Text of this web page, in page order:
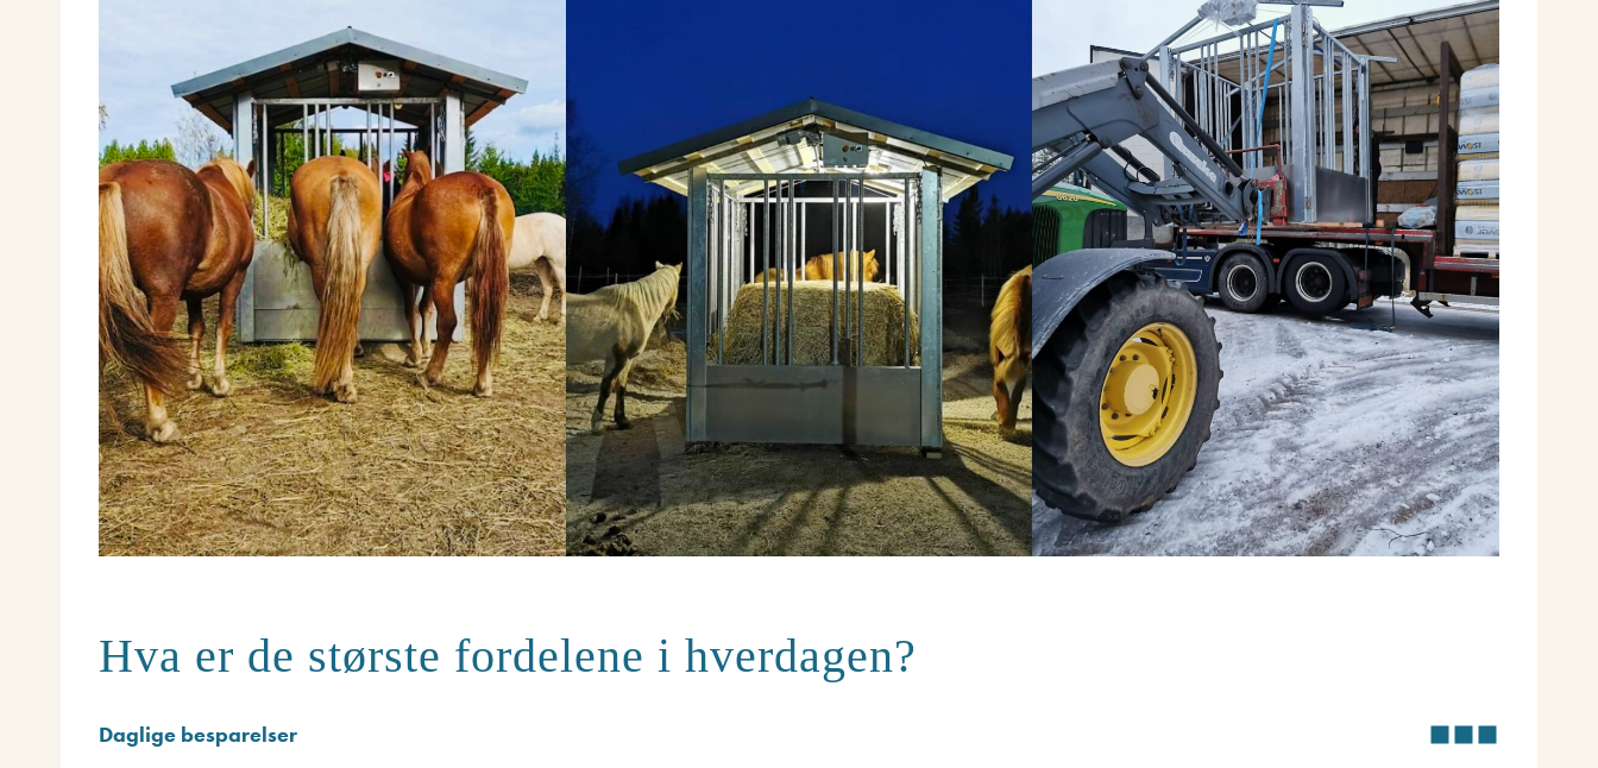
Hva er de største fordelene i hverdagen?
Daglige besparelser